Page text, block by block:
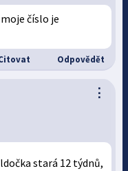
číslo je
Odpovědět
⋮
stará 12 týdnů,